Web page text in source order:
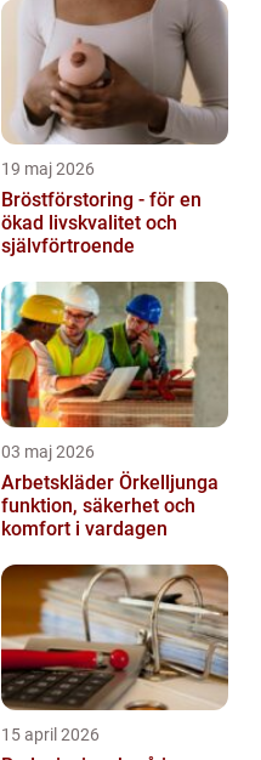
19 maj 2026
Bröstförstoring - för en
ökad livskvalitet och
självförtroende
03 maj 2026
Arbetskläder Örkelljunga
funktion, säkerhet och
komfort i vardagen
15 april 2026